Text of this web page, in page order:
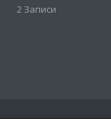
2 Записи